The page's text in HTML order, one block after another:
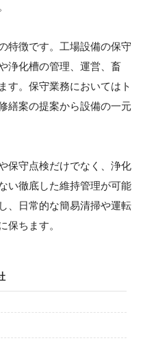
特徴です。工場設備の保守
浄化槽の管理、運営、畜
す。保守業務においてはト
繕案の提案から設備の一元
保守点検だけでなく、浄化
い徹底した維持管理が可能
、日常的な簡易清掃や運転
保ちます。